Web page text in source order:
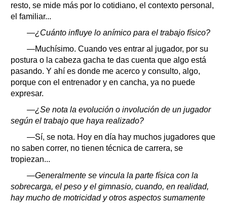
resto, se mide más por lo cotidiano, el contexto personal,
el familiar...
—¿Cuánto influye lo anímico para el trabajo físico?
—Muchísimo. Cuando ves entrar al jugador, por su
postura o la cabeza gacha te das cuenta que algo está
pasando. Y ahí es donde me acerco y consulto, algo,
porque con el entrenador y en cancha, ya no puede
expresar.
—¿Se nota la evolución o involución de un jugador
según el trabajo que haya realizado?
—Sí, se nota. Hoy en día hay muchos jugadores que
no saben correr, no tienen técnica de carrera, se
tropiezan...
—Generalmente se vincula la parte física con la
sobrecarga, el peso y el gimnasio, cuando, en realidad,
hay mucho de motricidad y otros aspectos sumamente